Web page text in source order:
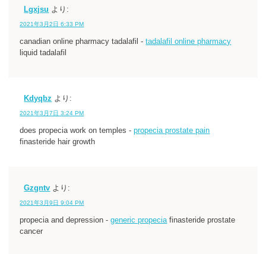
Lgxjsu より:
2021年3月2日 6:33 PM
canadian online pharmacy tadalafil -tadalafil online pharmacy
liquid tadalafil
Kdyqbz より:
2021年3月7日 3:24 PM
does propecia work on temples -propecia prostate pain
finasteride hair growth
Gzgntv より:
2021年3月9日 9:04 PM
propecia and depression -generic propecia finasteride prostate
cancer